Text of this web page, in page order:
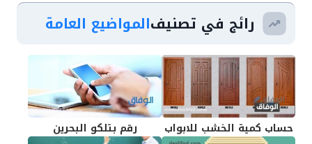
رائج في تصنيفالمواضيع العامة
حساب كمية الخشب للابواب رقم بتلكو البحرين